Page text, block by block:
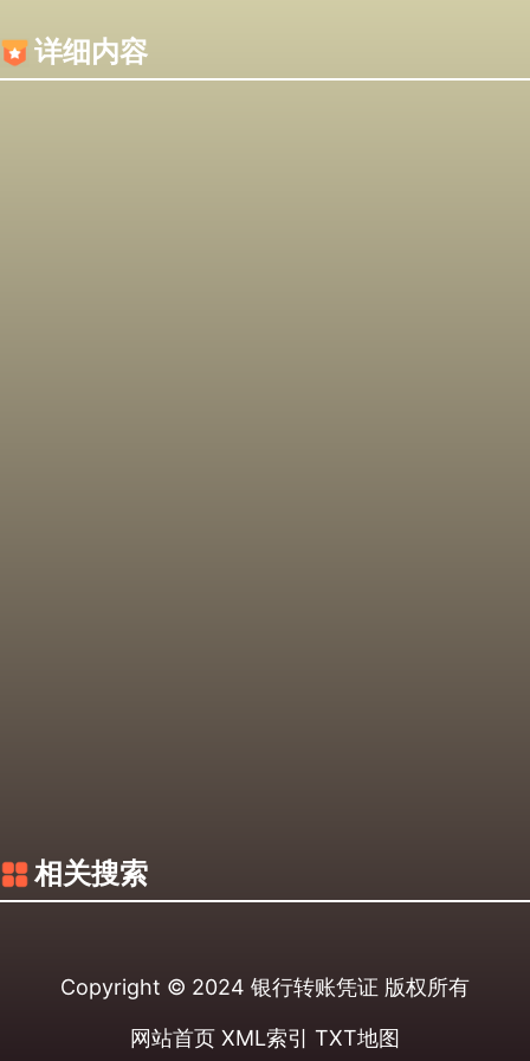
详细内容
相关搜索
Copyright © 2024 银行转账凭证 版权所有
网站首页 XML索引 TXT地图